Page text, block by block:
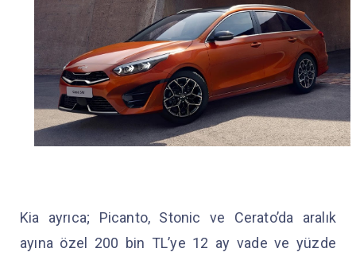
Kia ayrıca; Picanto, Stonic ve Cerato’da aralık
ayına özel 200 bin TL’ye 12 ay vade ve yüzde